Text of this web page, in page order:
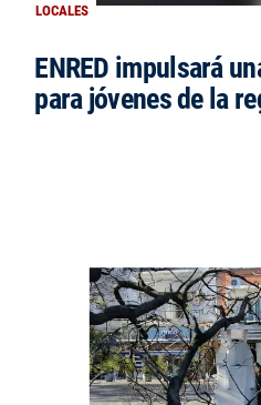
LOCALES
ENRED impulsará
para jóvenes de la